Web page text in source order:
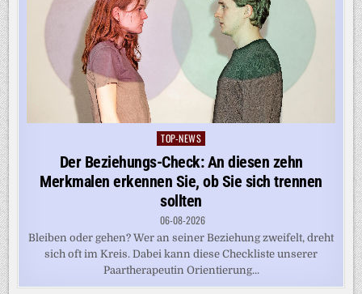
Posted
in
TOP-NEWS
Der Beziehungs-Check: An diesen zehn
Merkmalen erkennen Sie, ob Sie sich trennen
sollten
06-08-2026
Bleiben oder gehen? Wer an seiner Beziehung zweifelt, dreht
sich oft im Kreis. Dabei kann diese Checkliste unserer
Paartherapeutin Orientierung...